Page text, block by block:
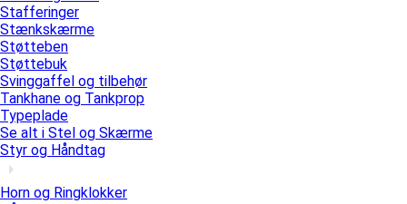
Stafferinger
Stænkskærme
Støtteben
Støttebuk
Svinggaffel og tilbehør
Tankhane og Tankprop
Typeplade
Se alt i Stel og Skærme
Styr og Håndtag
Horn og Ringklokker